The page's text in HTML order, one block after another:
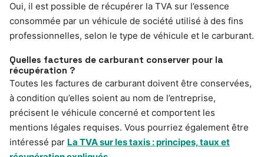
Oui, il est possible de récupérer la TVA sur l’essence
consommée par un véhicule de société utilisé à des fins
professionnelles, selon le type de véhicule et le carburant.
Quelles factures de carburant conserver pour la
récupération ?
Toutes les factures de carburant doivent être conservées,
à condition qu’elles soient au nom de l’entreprise,
précisent le véhicule concerné et comportent les
mentions légales requises. Vous pourriez également être
intéressé par La TVA sur les taxis : principes, taux et